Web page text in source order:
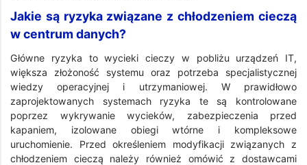
Jakie są ryzyka związane z chłodzeniem cieczą
w centrum danych?
Główne ryzyka to wycieki cieczy w pobliżu urządzeń IT,
większa złożoność systemu oraz potrzeba specjalistycznej
wiedzy operacyjnej i utrzymaniowej. W prawidłowo
zaprojektowanych systemach ryzyka te są kontrolowane
poprzez wykrywanie wycieków, zabezpieczenia przed
kapaniem, izolowane obiegi wtórne i kompleksowe
uruchomienie. Przed określeniem modyfikacji związanych z
chłodzeniem cieczą należy również omówić z dostawcami